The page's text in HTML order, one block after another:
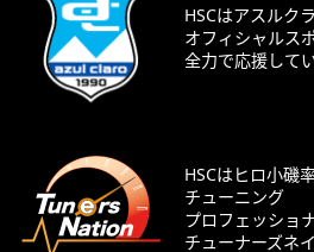
HSCはアスルク
オフィシャルス
全力で応援して
HSCはヒロ小磯
チューニング
プロフェッショ
チューナーズネ